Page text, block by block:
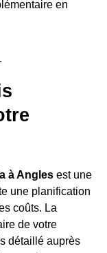
en
à Angles est une
une planification
coûts. La
de votre
détaillé auprès